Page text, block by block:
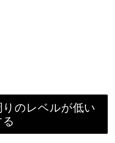
のレベルが低い